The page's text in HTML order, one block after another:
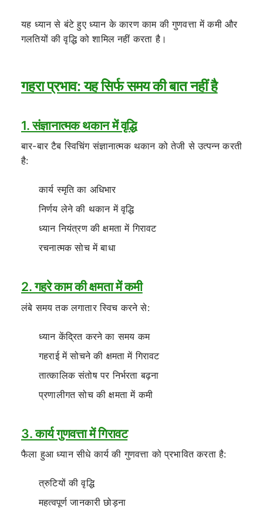
यह ध्यान से बंटे हुए ध्यान के कारण काम की गुणवत्ता में कमी और
गलतियों की वृद्धि को शामिल नहीं करता है।
गहरा प्रभाव: यह सिर्फ समय की बात नहीं है
1. संज्ञानात्मक थकान में वृद्धि
बार-बार टैब स्विचिंग संज्ञानात्मक थकान को तेजी से उत्पन्न करती
है:
कार्य स्मृति का अधिभार
निर्णय लेने की थकान में वृद्धि
ध्यान नियंत्रण की क्षमता में गिरावट
रचनात्मक सोच में बाधा
2. गहरे काम की क्षमता में कमी
लंबे समय तक लगातार स्विच करने से:
ध्यान केंद्रित करने का समय कम
गहराई में सोचने की क्षमता में गिरावट
तात्कालिक संतोष पर निर्भरता बढ़ना
प्रणालीगत सोच की क्षमता में कमी
3. कार्य गुणवत्ता में गिरावट
फैला हुआ ध्यान सीधे कार्य की गुणवत्ता को प्रभावित करता है:
त्रुटियों की वृद्धि
महत्वपूर्ण जानकारी छोड़ना